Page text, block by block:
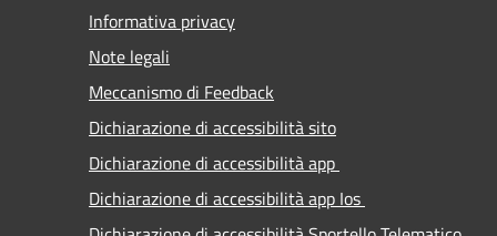
Informativa privacy
Note legali
Meccanismo di Feedback
Dichiarazione di accessibilità sito
Dichiarazione di accessibilità app
Dichiarazione di accessibilità app Ios